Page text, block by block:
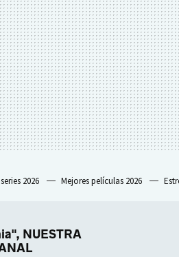
2026 Mejores películas 2026
NUESTRA